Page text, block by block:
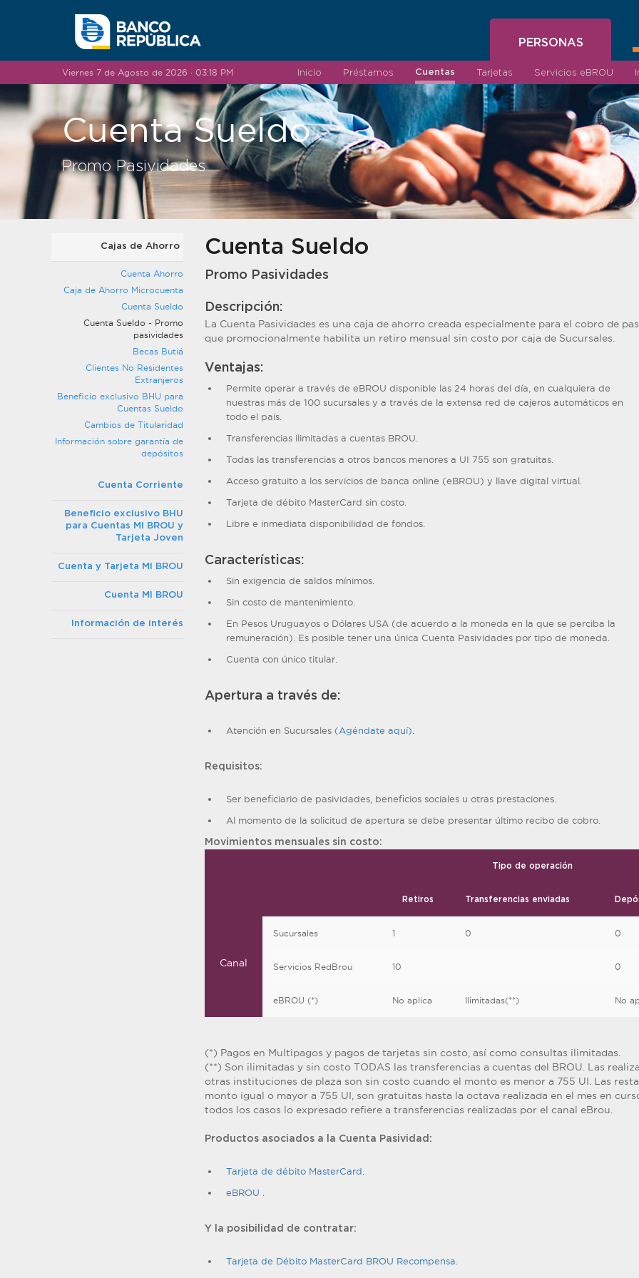
PERSONAS
Viernes 7 de Agosto de 2026 · 03:18 PM Inicio Préstamos Cuentas Tarjetas Servicios eBROU
Cuenta Sueldo
Promo Pasividades
Cajas de Ahorro
Cuenta Ahorro
Caja de Ahorro Microcuenta
Cuenta Sueldo
Cuenta Sueldo - Promo
pasividades
Becas Butiá
Clientes No Residentes
Extranjeros
Beneficio exclusivo BHU para
Cuentas Sueldo
Cambios de Titularidad
Información sobre garantía de
depósitos
Cuenta Corriente
Beneficio exclusivo BHU
para Cuentas MI BROU y
Tarjeta Joven
Cuenta y Tarjeta MI BROU
Cuenta MI BROU
Información de interés
Cuenta Sueldo
Promo Pasividades
Descripción:
La Cuenta Pasividades es una caja de ahorro creada especialmente para el cobro de
que promocionalmente habilita un retiro mensual sin costo por caja de Sucursales.
Ventajas:
Permite operar a través de eBROU disponible las 24 horas del día, en cualquiera de
nuestras más de 100 sucursales y a través de la extensa red de cajeros automáticos en
todo el país.
Transferencias ilimitadas a cuentas BROU.
Todas las transferencias a otros bancos menores a UI 755 son gratuitas.
Acceso gratuito a los servicios de banca online (eBROU) y llave digital virtual.
Tarjeta de débito MasterCard sin costo.
Libre e inmediata disponibilidad de fondos.
Características:
Sin exigencia de saldos mínimos.
Sin costo de mantenimiento.
En Pesos Uruguayos o Dólares USA (de acuerdo a la moneda en la que se perciba la
remuneración). Es posible tener una única Cuenta Pasividades por tipo de moneda.
Cuenta con único titular.
Apertura a través de:
Atención en Sucursales (Agéndate aquí)
Requisitos:
Ser beneficiario de pasividades, beneficios sociales u otras prestaciones.
Al momento de la solicitud de apertura se debe presentar último recibo de cobro.
Movimientos mensuales sin costo:
Tipo de operación
Retiros Transferencias enviadas
Canal
Sucursales 1 0 0
Servicios RedBrou 10 0
eBROU (*) No aplica Ilimitadas(**) No
(*) Pagos en Multipagos y pagos de tarjetas sin costo, así como consultas ilimitadas.
(**) Son ilimitadas y sin costo TODAS las transferencias a cuentas del BROU. Las
otras instituciones de plaza son sin costo cuando el monto es menor a 755 UI. Las
monto igual o mayor a 755 UI, son gratuitas hasta la octava realizada en el mes en
todos los casos lo expresado refiere a transferencias realizadas por el canal eBrou.
Productos asociados a la Cuenta Pasividad:
Tarjeta de débito MasterCard
eBROU
Y la posibilidad de contratar:
Tarjeta de Débito MasterCard BROU Recompensa